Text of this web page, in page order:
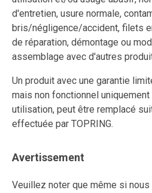
d'entretien, usure normale,
bris/négligence/accident, filets
de réparation, démontage ou
assemblage avec d'autres
Un produit avec une garantie
mais non fonctionnel
utilisation, peut être remplacé
effectuée par TOPRING.
Avertissement
Veuillez noter que même si